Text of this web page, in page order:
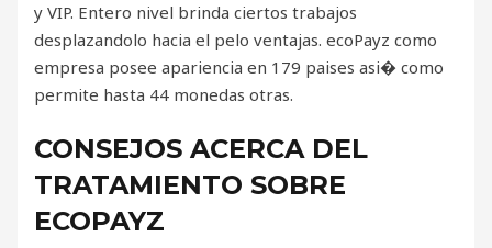
y VIP. Entero nivel brinda ciertos trabajos
desplazandolo hacia el pelo ventajas. ecoPayz como
empresa posee apariencia en 179 paises asi� como
permite hasta 44 monedas otras.
CONSEJOS ACERCA DEL
TRATAMIENTO SOBRE
ECOPAYZ